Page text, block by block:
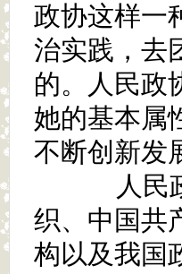
政协这样一
治实践，去
的。人民政
她的基本属
不断创新发
人民政
织、中国共
构以及我国